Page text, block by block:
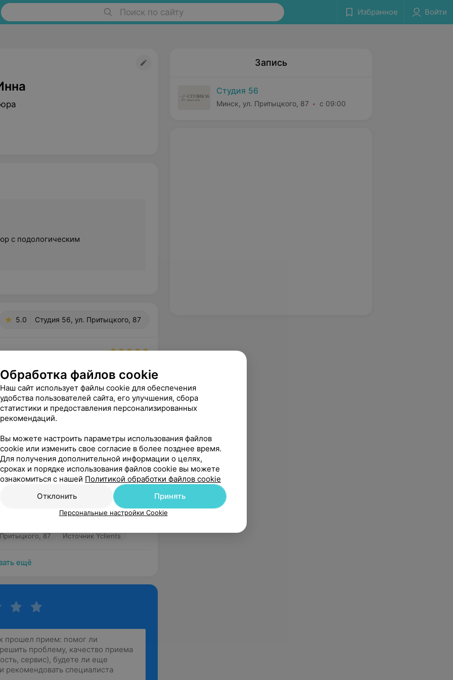
Поиск по сайту Избранное Войти
с подологическим
5.0 Студия 56, ул. Притыцкого, 87
быстро. Здорово, что
можно решить и подологические
87 Источник Yclients
и отличный педикюр!
87 Источник Yclients
хочется пархать, такая легкость в
не передать!!!!
87 Источник Yclients
ещё
Запись
Студия 56
Минск, ул. Притыцкого, 87 с 09:00
Обработка файлов cookie
Наш сайт использует файлы cookie для обеспечения
удобства пользователей сайта, его улучшения, сбора
статистики и предоставления персонализированных
рекомендаций.
Вы можете настроить параметры использования файлов
cookie или изменить свое согласие в более позднее время.
Для получения дополнительной информации о целях,
сроках и порядке использования файлов cookie вы можете
ознакомиться с нашей Политикой обработки файлов cookie
Отклонить
Принять
Персональные настройки Cookie